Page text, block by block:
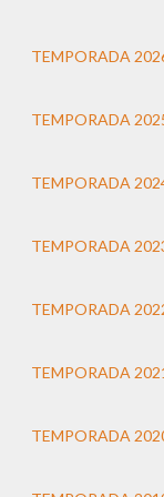
TEMPORADA
TEMPORADA
TEMPORADA
TEMPORADA
TEMPORADA
TEMPORADA
TEMPORADA